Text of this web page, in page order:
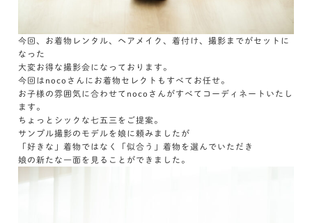
今回、お着物レンタル、ヘアメイク、着付け、撮影までがセットに
なった
大変お得な撮影会になっております。
今回はnocoさんにお着物セレクトもすべてお任せ。
お子様の雰囲気に合わせてnocoさんがすべてコーディネートいたし
ます。
ちょっとシックな七五三をご提案。
サンプル撮影のモデルを娘に頼みましたが
「好きな」着物ではなく「似合う」着物を選んでいただき
娘の新たな一面を見ることができました。